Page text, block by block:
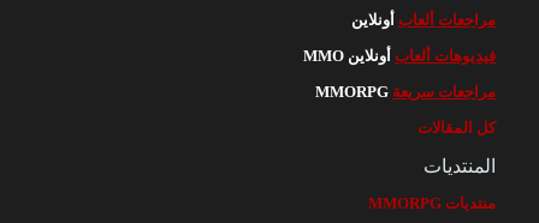
مراجعات ألعاب أونلاين
فيديوهات ألعاب أونلاين MMO
مراجعات سريعة
كل المقالات
المنتديات
منتديات MMORPG